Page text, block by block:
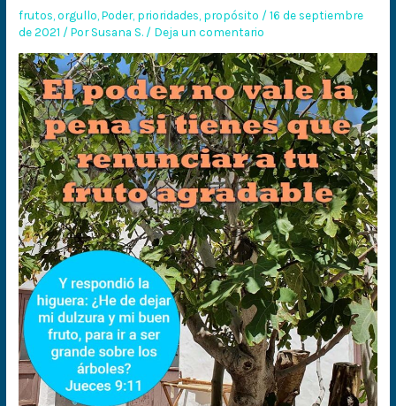
frutos ,orgullo ,Poder, prioridades propósito /16 de septiembre
de 2021 / PorSusana S. / Deja un comentario